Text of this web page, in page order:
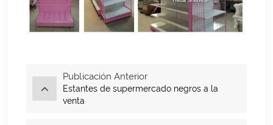
Publicación Anterior
Estantes de supermercado negros a la
venta